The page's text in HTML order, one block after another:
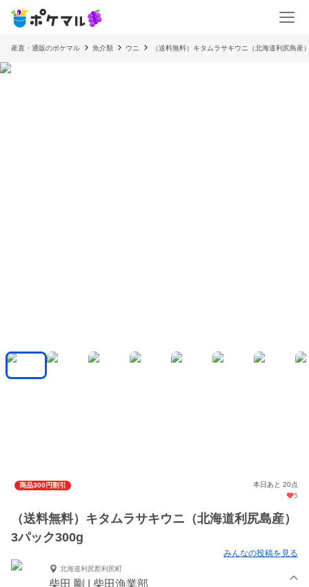
産直・通販のポケマル 魚介類 ウニ （送料無料）キタムラサキウニ（北海道利尻島産
商品300円割引
本日あと 20点
5
（送料無料）キタムラサキウニ（北海道利尻島産）
3パック300g
みんなの投稿を見る
北海道利尻郡利尻町
柴田 剛 | 柴田漁業部